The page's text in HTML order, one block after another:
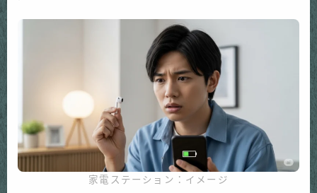
家電ステーション：イメージ